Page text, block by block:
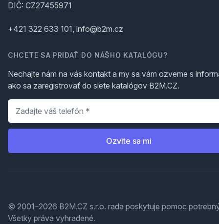
DIČ: CZ27455971
+421 322 633 101, info@b2m.cz
CHCETE SA PRIDAŤ DO NÁŠHO KATALÓGU?
Nechajte nám na vás kontakt a my sa vám ozveme s
ako sa zaregistrovať do siete katalógov B2M.CZ.
Telefón
Ozvite sa mi
© 2001–2026 B2M.CZ s.r.o. rada poskytuje pomoc
Všetky práva vyhradené.